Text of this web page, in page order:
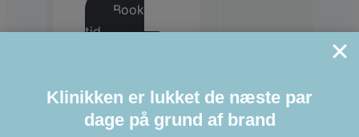
Book
tid
Læs
mere
Klinikken er lukket de næste par
dage på grund af brand